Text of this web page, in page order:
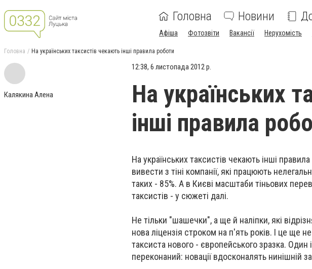
Головна Новини
Афіша Фотозвіти Вакансії Нерухомість
Головна На українських таксистів чекають інші правила роботи
Калякина Алена
12:38, 6 листопада 2012 р.
На українських
інші правила
На українських таксистів чекають інші
вивести з тіні компанії, які працюють
таких - 85%. А в Києві масштаби тіньових
таксистів - у сюжеті далі.
Не тільки "шашечки", а ще й наліпки, які
нова ліцензія строком на п'ять років. І це ще
таксиста нового - європейського зразка.
переконаний: новації вдосконалять нинішній